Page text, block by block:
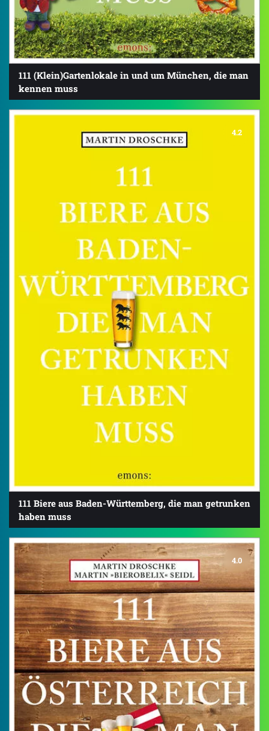
111 (Klein)Gartenlokale in und um München, die man
kennen muss
4.2
111 Biere aus Baden-Württemberg, die man getrunken
haben muss
4.0